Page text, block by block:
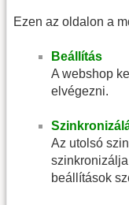
Ezen az oldalon a
Beállítás
A webshop
elvégezni.
Az utolsó
beállítások